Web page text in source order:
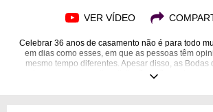
VER VÍDEO
Celebrar 36 anos de casamento não é para todo
em dias como esses, em que as pessoas têm
mesmo tempo diferentes. Apesar disso, as Bodas
mostrar que essas muitas distinções não podem ser